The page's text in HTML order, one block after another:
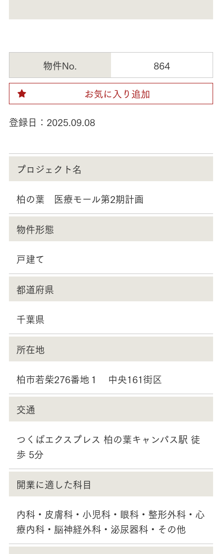
物件No. 864
登録日： 2025.09.08
お気に入り追加
プロジェクト名
柏の葉 医療モール第2期計画
物件形態
戸建て
都道府県
千葉県
所在地
柏市若柴276番地１ 中央161街区
交通
つくばエクスプレス 柏の葉キャンパス駅 徒
歩 5分
開業に適した科目
内科・皮膚科・小児科・眼科・整形外科・心
療内科・脳神経外科・泌尿器科・その他